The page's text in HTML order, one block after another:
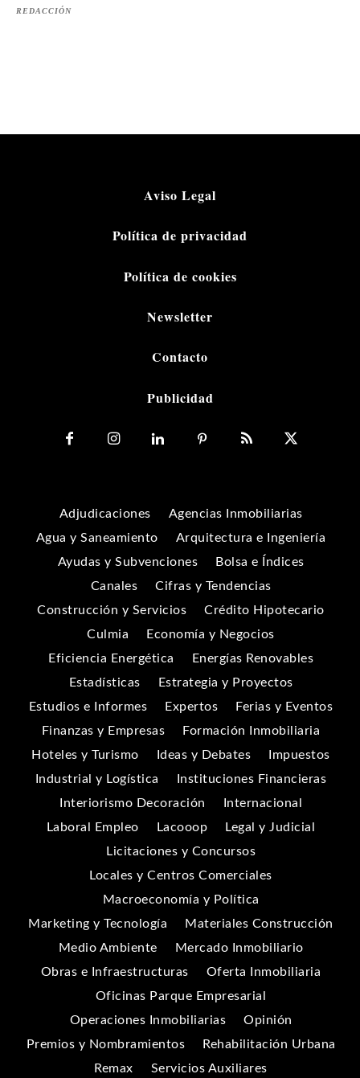
REDACCIÓN
Aviso Legal
Política de privacidad
Política de cookies
Newsletter
Contacto
Publicidad
Adjudicaciones
Agencias Inmobiliarias
Agua y Saneamiento
Arquitectura e Ingeniería
Ayudas y Subvenciones
Bolsa e Índices
Canales
Cifras y Tendencias
Construcción y Servicios
Crédito Hipotecario
Culmia
Economía y Negocios
Eficiencia Energética
Energías Renovables
Estadísticas
Estrategia y Proyectos
Estudios e Informes
Expertos
Ferias y Eventos
Finanzas y Empresas
Formación Inmobiliaria
Hoteles y Turismo
Ideas y Debates
Impuestos
Industrial y Logística
Instituciones Financieras
Interiorismo Decoración
Internacional
Laboral Empleo
Lacooop
Legal y Judicial
Licitaciones y Concursos
Locales y Centros Comerciales
Macroeconomía y Política
Marketing y Tecnología
Materiales Construcción
Medio Ambiente
Mercado Inmobiliario
Obras e Infraestructuras
Oferta Inmobiliaria
Oficinas Parque Empresarial
Operaciones Inmobiliarias
Opinión
Premios y Nombramientos
Rehabilitación Urbana
Remax
Servicios Auxiliares